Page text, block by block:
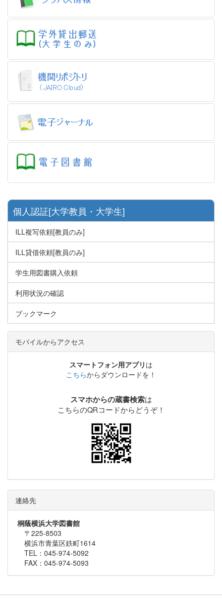
個人認証[大学教員・大学生]
ILL複写依頼[教員のみ]
ILL貸借依頼[教員のみ]
学生用図書購入依頼
利用状況の確認
ブックマーク
モバイルからアクセス
スマートフォン用アプリ は
こちらからダウンロードを！
スマホからの蔵書検索は
こちらのQRコードからどうぞ！
連絡先
桐蔭横浜大学図書館
〒225-8503
横浜市青葉区鉄町1614
TEL：045-974-5092
FAX：045-974-5093